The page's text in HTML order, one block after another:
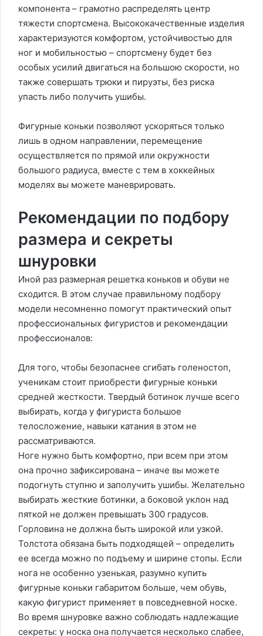
компонента – грамотно распределять центр
тяжести спортсмена. Высококачественные изделия
характеризуются комфортом, устойчивостью для
ног и мобильностью – спортсмену будет без
особых усилий двигаться на большою скорости, но
также совершать трюки и пируэты, без риска
упасть либо получить ушибы.
Фигурные коньки позволяют ускоряться только
лишь в одном направлении, перемещение
осуществляется по прямой или окружности
большого радиуса, вместе с тем в хоккейных
моделях вы можете маневрировать.
Рекомендации по подбору
размера и секреты
шнуровки
Иной раз размерная решетка коньков и обуви не
сходится. В этом случае правильному подбору
модели несомненно помогут практический опыт
профессиональных фигуристов и рекомендации
профессионалов:
Для того, чтобы безопаснее сгибать голеностоп,
ученикам стоит приобрести фигурные коньки
средней жесткости. Твердый ботинок лучше всего
выбирать, когда у фигуриста большое
телосложение, навыки катания в этом не
рассматриваются.
Ноге нужно быть комфортно, при всем при этом
она прочно зафиксирована – иначе вы можете
подогнуть ступню и заполучить ушибы. Желательно
выбирать жесткие ботинки, а боковой уклон над
пяткой не должен превышать 300 градусов.
Горловина не должна быть широкой или узкой.
Толстота обязана быть подходящей – определить
ее всегда можно по подъему и ширине стопы. Если
нога не особенно узенькая, разумно купить
фигурные коньки габаритом больше, чем обувь,
какую фигурист применяет в повседневной носке.
Во время шнуровке важно соблюдать надлежащие
секреты: у носка она получается несколько слабее,